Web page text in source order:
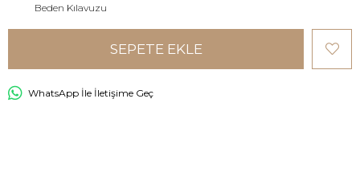
Beden Kılavuzu
WhatsApp İle İletişime Geç